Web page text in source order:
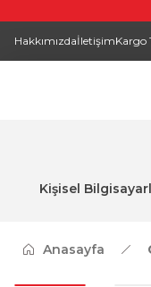
HakkımızdaİletişimKargo
Kişisel
Anasayfa